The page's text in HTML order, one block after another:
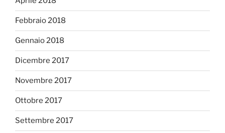
Febbraio 2018
Gennaio 2018
Dicembre 2017
Novembre 2017
Ottobre 2017
Settembre 2017